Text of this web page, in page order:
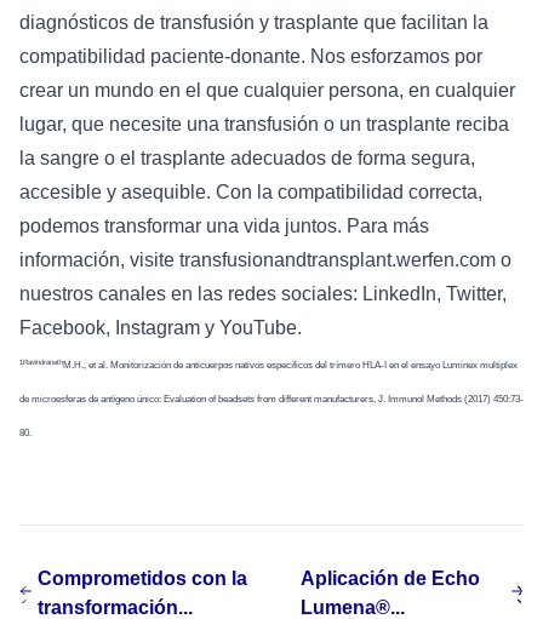
diagnósticos de transfusión y trasplante que facilitan la
compatibilidad paciente-donante. Nos esforzamos por
crear un mundo en el que cualquier persona, en cualquier
lugar, que necesite una transfusión o un trasplante reciba
la sangre o el trasplante adecuados de forma segura,
accesible y asequible. Con la compatibilidad correcta,
podemos transformar una vida juntos. Para más
información, visite transfusionandtransplant.werfen.com o
nuestros canales en las redes sociales: LinkedIn, Twitter,
Facebook, Instagram y YouTube.
1RavindranathM.H., et al. Monitorización de anticuerpos nativos específicos del trímero HLA-I en el ensayo Luminex multiplex
de microesferas de antígeno único: Evaluation of beadsets from different manufacturers, J. Immunol Methods (2017) 450:73-
80.
Comprometidos con la
transformación...
Aplicación de Echo
Lumena®...